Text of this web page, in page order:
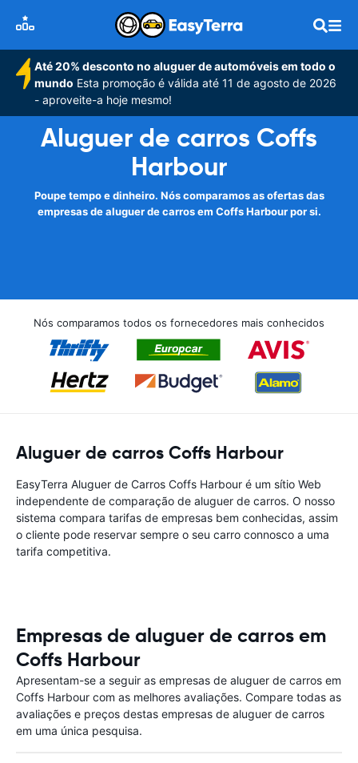
Até 20% desconto no aluguer de automóveis em todo o
mundo Esta promoção é válida até 11 de agosto de 2026
- aproveite-a hoje mesmo!
Aluguer de carros Coffs
Harbour
Poupe tempo e dinheiro. Nós comparamos as ofertas das
empresas de aluguer de carros em Coffs Harbour por si.
Nós comparamos todos os fornecedores mais conhecidos
Aluguer de carros Coffs Harbour
EasyTerra Aluguer de Carros Coffs Harbour é um sítio Web
independente de comparação de aluguer de carros. O nosso
sistema compara tarifas de empresas bem conhecidas, assim
o cliente pode reservar sempre o seu carro connosco a uma
tarifa competitiva.
Empresas de aluguer de carros em
Coffs Harbour
Apresentam-se a seguir as empresas de aluguer de carros em
Coffs Harbour com as melhores avaliações. Compare todas as
avaliações e preços destas empresas de aluguer de carros
em uma única pesquisa.